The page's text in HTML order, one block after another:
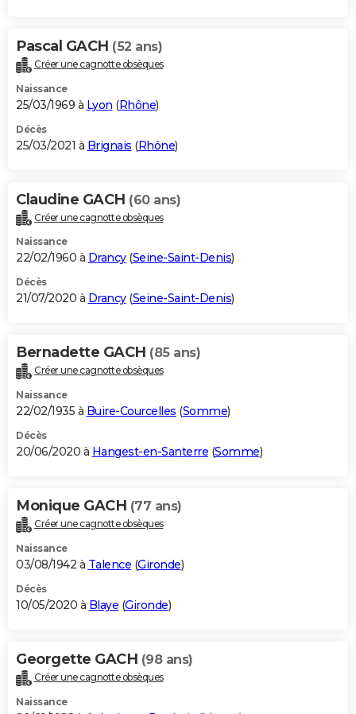
Pascal GACH (52 ans)
Créer une cagnotte obsèques
Naissance
25/03/1969 à Lyon (Rhône)
Décès
25/03/2021 à Brignais (Rhône)
Claudine GACH (60 ans)
Créer une cagnotte obsèques
Naissance
22/02/1960 à Drancy(Seine-Saint-Denis)
Décès
21/07/2020 à Drancy(Seine-Saint-Denis)
Bernadette GACH (85 ans)
Créer une cagnotte obsèques
Naissance
22/02/1935 à Buire-Courcelles (Somme)
Décès
20/06/2020 à Hangest-en-Santerre (Somme)
Monique GACH (77 ans)
Créer une cagnotte obsèques
Naissance
03/08/1942 à Talence (Gironde)
Décès
10/05/2020 à Blaye (Gironde)
Georgette GACH (98 ans)
Créer une cagnotte obsèques
Naissance